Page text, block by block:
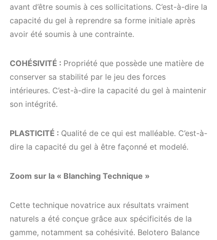
avant d’être soumis à ces sollicitations. C’est-à-dire la
capacité du gel à reprendre sa forme initiale après
avoir été soumis à une contrainte.
COHÉSIVITÉ : Propriété que possède une matière de
conserver sa stabilité par le jeu des forces
intérieures. C’est-à-dire la capacité du gel à maintenir
son intégrité.
PLASTICITÉ : Qualité de ce qui est malléable. C’est-à-
dire la capacité du gel à être façonné et modelé.
Zoom sur la « Blanching Technique »
Cette technique novatrice aux résultats vraiment
naturels a été conçue grâce aux spécificités de la
gamme, notamment sa cohésivité. Belotero Balance